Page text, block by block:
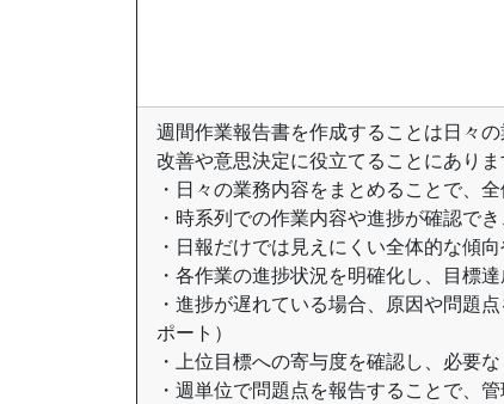
週間作業報告書を作成することは日々
改善や意思決定に役立てることにありま
・日々の業務内容をまとめることで、
・時系列での作業内容や進捗が確認で
・日報だけでは見えにくい全体的な傾
・各作業の進捗状況を明確化し、目標
・進捗が遅れている場合、原因や問題
ポート）
・上位目標への寄与度を確認し、必要
・週単位で問題点を報告することで、